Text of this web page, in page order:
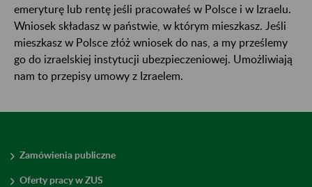
emeryturę lub rentę jeśli pracowałeś w Polsce i w Izraelu.
Wniosek składasz w państwie, w którym mieszkasz. Jeśli
mieszkasz w Polsce złóż wniosek do nas, a my prześlemy
go do izraelskiej instytucji ubezpieczeniowej. Umożliwiają
nam to przepisy umowy z Izraelem.
Zamówienia publiczne
Oferty pracy w ZUS